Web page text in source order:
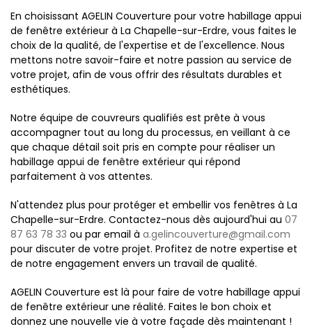
En choisissant AGELIN Couverture pour votre habillage appui
de fenêtre extérieur à La Chapelle-sur-Erdre, vous faites le
choix de la qualité, de l'expertise et de l'excellence. Nous
mettons notre savoir-faire et notre passion au service de
votre projet, afin de vous offrir des résultats durables et
esthétiques.
Notre équipe de couvreurs qualifiés est prête à vous
accompagner tout au long du processus, en veillant à ce
que chaque détail soit pris en compte pour réaliser un
habillage appui de fenêtre extérieur qui répond
parfaitement à vos attentes.
N'attendez plus pour protéger et embellir vos fenêtres à La
Chapelle-sur-Erdre. Contactez-nous dès aujourd'hui au 07
87 63 78 33 ou par email à a.gelincouverture@gmail.com
pour discuter de votre projet. Profitez de notre expertise et
de notre engagement envers un travail de qualité.
AGELIN Couverture est là pour faire de votre habillage appui
de fenêtre extérieur une réalité. Faites le bon choix et
donnez une nouvelle vie à votre façade dès maintenant !